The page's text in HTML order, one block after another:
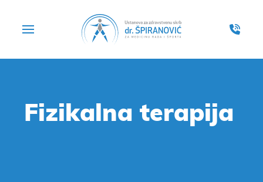
Fizikalna terapija